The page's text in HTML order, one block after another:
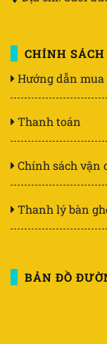
CHÍNH SÁCH
Hướng dẫn
Thanh toán
Chính sách vận
Thanh lý bàn
BẢN ĐỒ